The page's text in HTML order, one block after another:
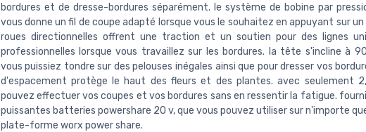
bordures et de dresse-bordures séparément. le système de bobine par
vous donne un fil de coupe adapté lorsque vous le souhaitez en appuyant sur
roues directionnelles offrent une traction et un soutien pour des lignes
professionnelles lorsque vous travaillez sur les bordures. la tête s'incline à
vous puissiez tondre sur des pelouses inégales ainsi que pour dresser vos
d'espacement protège le haut des fleurs et des plantes. avec seulement
pouvez effectuer vos coupes et vos bordures sans en ressentir la fatigue.
puissantes batteries powershare 20 v, que vous pouvez utiliser sur n'importe
plate-forme worx power share.